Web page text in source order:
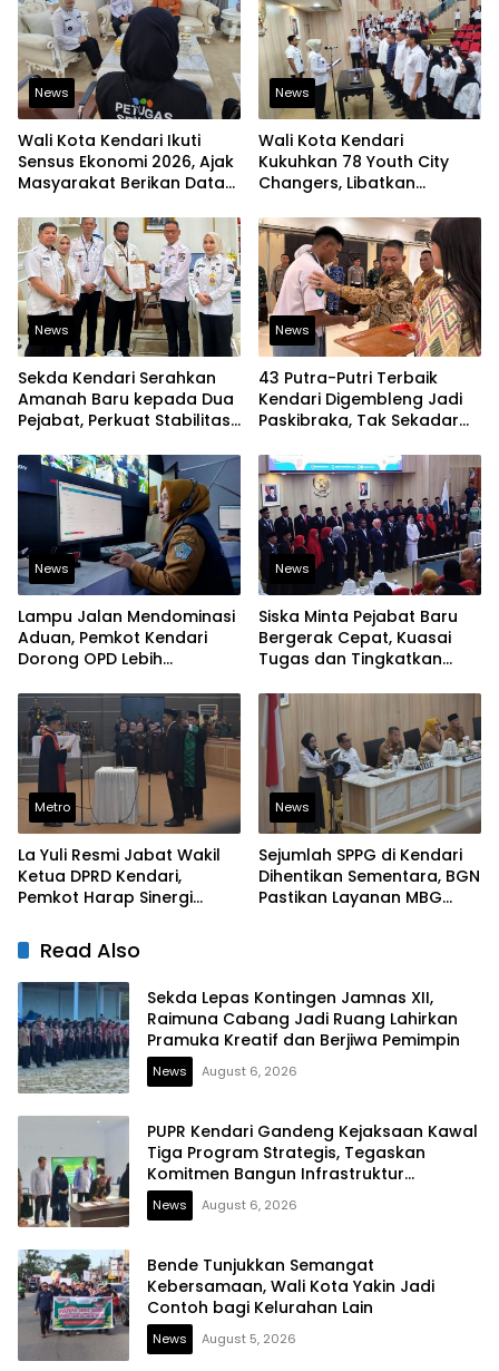
News
Wali Kota Kendari Ikuti
Sensus Ekonomi 2026, Ajak
Masyarakat Berikan Data
News
Wali Kota Kendari
Kukuhkan 78 Youth City
Changers, Libatkan
Perubahan Kota
News
Sekda Kendari Serahkan
Amanah Baru kepada Dua
Pejabat, Perkuat Stabilitas
News
43 Putra-Putri Terbaik
Kendari Digembleng Jadi
Paskibraka, Tak Sekadar
News
Lampu Jalan Mendominasi
Aduan, Pemkot Kendari
Dorong OPD Lebih
Laporan Warga
News
Siska Minta Pejabat Baru
Bergerak Cepat, Kuasai
Tugas dan Tingkatkan
Metro
La Yuli Resmi Jabat Wakil
Ketua DPRD Kendari,
Pemkot Harap Sinergi
Solid
News
Sejumlah SPPG di Kendari
Dihentikan Sementara, BGN
Pastikan Layanan MBG
Read Also
Sekda Lepas Kontingen Jamnas XII,
Raimuna Cabang Jadi Ruang Lahirkan
Pramuka Kreatif dan Berjiwa Pemimpin
News August 6, 2026
PUPR Kendari Gandeng Kejaksaan Kawal
Tiga Program Strategis, Tegaskan
Komitmen Bangun Infrastruktur
Berintegritas
News August 6, 2026
Bende Tunjukkan Semangat
Kebersamaan, Wali Kota Yakin Jadi
Contoh bagi Kelurahan Lain
News August 5, 2026